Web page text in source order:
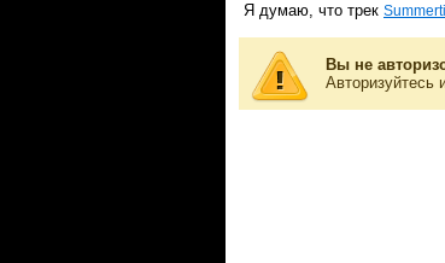
Я думаю, что трек
Вы не
Авторизуйтесь